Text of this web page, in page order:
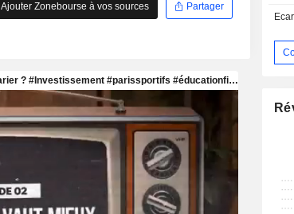
Ajouter Zonebourse à vos sources Partager